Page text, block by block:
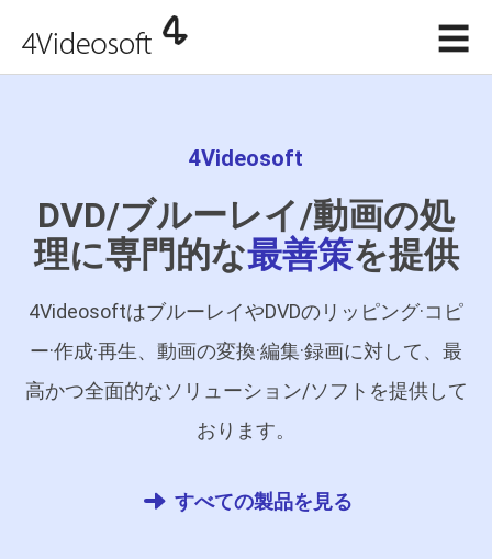
☰
4Videosoft
DVD/ブルーレイ/動画の処
理に専門的な最善策を提供
4VideosoftはブルーレイやDVDのリッピング·コピ
ー·作成·再生、動画の変換·編集·録画に対して、最
高かつ全面的なソリューション/ソフトを提供して
おります。
すべての製品を見る